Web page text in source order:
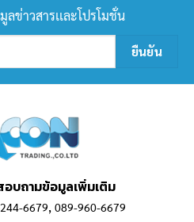
ข่าวสารเเละโปรโมชั่น
บถามข้อมูลเพิ่มเติม
6679, 089-960-6679